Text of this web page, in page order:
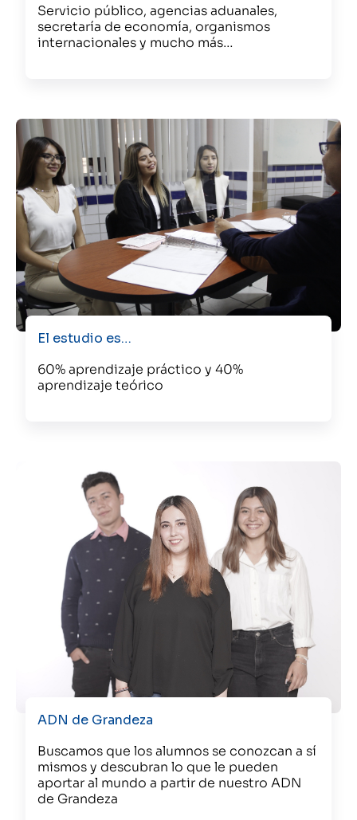
Servicio público, agencias aduanales,
secretaría de economía, organismos
internacionales y mucho más…
El estudio es…
60% aprendizaje práctico y 40%
aprendizaje teórico
ADN de Grandeza
Buscamos que los alumnos se conozcan a sí
mismos y descubran lo que le pueden
aportar al mundo a partir de nuestro ADN
de Grandeza